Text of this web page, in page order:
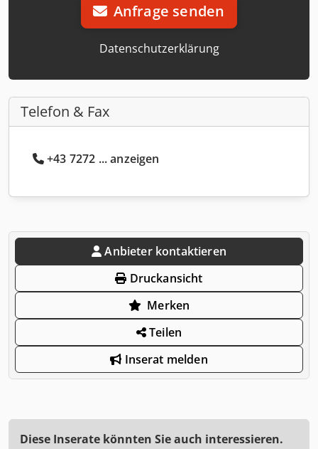
Anfrage senden
Datenschutzerklärung
Telefon & Fax
+43 7272 ... anzeigen
Anbieter kontaktieren
Druckansicht
Merken
Teilen
Inserat melden
Diese Inserate könnten Sie auch interessieren.